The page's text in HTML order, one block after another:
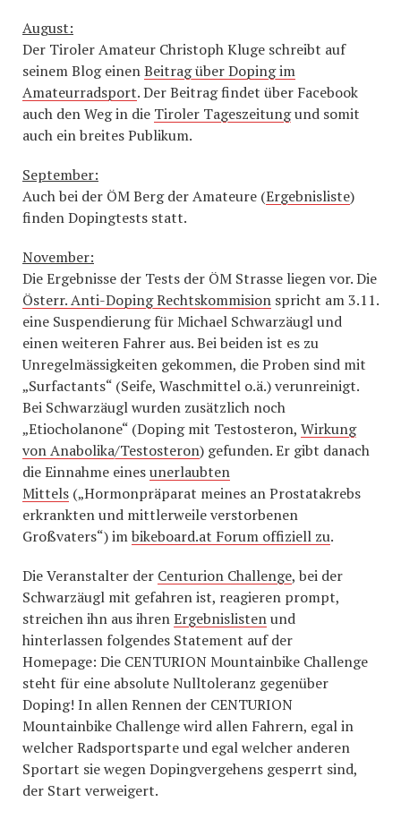
August:
Der Tiroler Amateur Christoph Kluge schreibt auf
seinem Blog einenBeitrag über Doping im
Amateurradsport. Der Beitrag findet über Facebook
auch den Weg in die Tiroler Tageszeitungund somit
auch ein breites Publikum.
September:
Auch bei der ÖM Berg der Amateure (Ergebnisliste)
finden Dopingtests statt.
November:
Die Ergebnisse der Tests der ÖM Strasse liegen vor. Die
Österr. Anti-Doping Rechtskommision spricht am 3.11.
eine Suspendierung für Michael Schwarzäugl und
einen weiteren Fahrer aus. Bei beiden ist es zu
Unregelmässigkeiten gekommen, die Proben sind mit
„Surfactants“ (Seife, Waschmittel o.ä.) verunreinigt.
Bei Schwarzäugl wurden zusätzlich noch
„Etiocholanone“ (Doping mit Testosteron, Wirkung
von Anabolika/Testosteron) gefunden. Er gibt danach
die Einnahme einesunerlaubten
Mittels („Hormonpräparat meines an Prostatakrebs
erkrankten und mittlerweile verstorbenen
Großvaters“) imbikeboard.at Forum offiziell zu.
Die Veranstalter der Centurion Challenge, bei der
Schwarzäugl mit gefahren ist, reagieren prompt,
streichen ihn aus ihrenErgebnislistenund
hinterlassen folgendes Statement auf der
Homepage: Die CENTURION Mountainbike Challenge
steht für eine absolute Nulltoleranz gegenüber
Doping! In allen Rennen der CENTURION
Mountainbike Challenge wird allen Fahrern, egal in
welcher Radsportsparte und egal welcher anderen
Sportart sie wegen Dopingvergehens gesperrt sind,
der Start verweigert.